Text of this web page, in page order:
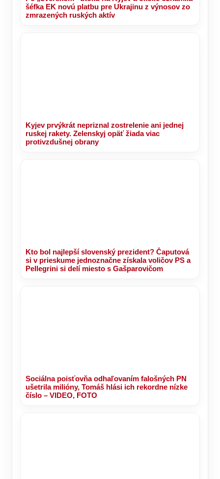
šéfka EK novú platbu pre Ukrajinu z výnosov zo
zmrazených ruských aktív
Kyjev prvýkrát nepriznal zostrelenie ani jednej
ruskej rakety. Zelenskyj opäť žiada viac
protivzdušnej obrany
Kto bol najlepší slovenský prezident? Čaputová
si v prieskume jednoznačne získala voličov PS a
Pellegrini si delí miesto s Gašparovičom
Sociálna poisťovňa odhaľovaním falošných PN
ušetrila milióny, Tomáš hlási ich rekordne nízke
číslo – VIDEO, FOTO